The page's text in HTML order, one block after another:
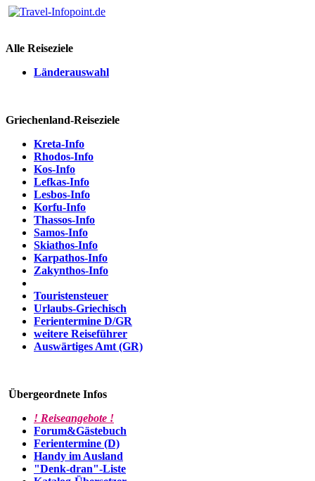
Alle Reiseziele
Länderauswahl
Griechenland-Reiseziele
Kreta-Info
Rhodos-Info
Kos-Info
Lefkas-Info
Lesbos-Info
Korfu-Info
Thassos-Info
Samos-Info
Skiathos-Info
Karpathos-Info
Zakynthos-Info
Touristensteuer
Urlaubs-Griechisch
Ferientermine D/GR
weitere Reiseführer
Auswärtiges Amt (GR)
Übergeordnete Infos
! Reiseangebote !
Forum&Gästebuch
Ferientermine (D)
Handy im Ausland
"Denk-dran"-Liste